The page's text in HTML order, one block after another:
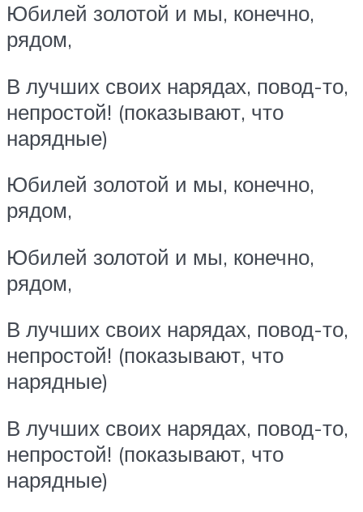
Юбилей золотой и мы, конечно,
рядом,
В лучших своих нарядах, повод-то,
непростой! (показывают, что
нарядные)
Юбилей золотой и мы, конечно,
рядом,
Юбилей золотой и мы, конечно,
рядом,
В лучших своих нарядах, повод-то,
непростой! (показывают, что
нарядные)
В лучших своих нарядах, повод-то,
непростой! (показывают, что
нарядные)